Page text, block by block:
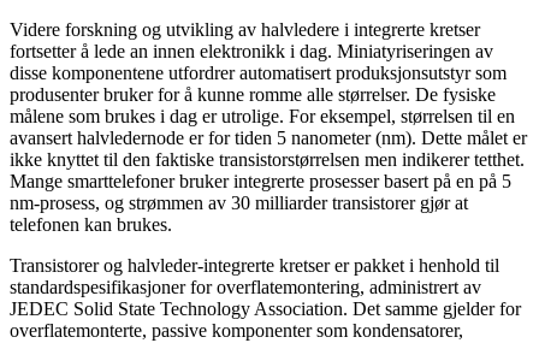
Videre forskning og utvikling av halvledere i integrerte kretser
fortsetter å lede an innen elektronikk i dag. Miniatyriseringen av
disse komponentene utfordrer automatisert produksjonsutstyr som
produsenter bruker for å kunne romme alle størrelser. De fysiske
målene som brukes i dag er utrolige. For eksempel, størrelsen til en
avansert halvledernode er for tiden 5 nanometer (nm). Dette målet er
ikke knyttet til den faktiske transistorstørrelsen men indikerer tetthet.
Mange smarttelefoner bruker integrerte prosesser basert på en på 5
nm-prosess, og strømmen av 30 milliarder transistorer gjør at
telefonen kan brukes.
Transistorer og halvleder-integrerte kretser er pakket i henhold til
standardspesifikasjoner for overflatemontering, administrert av
JEDEC Solid State Technology Association. Det samme gjelder for
overflatemonterte, passive komponenter som kondensatorer,